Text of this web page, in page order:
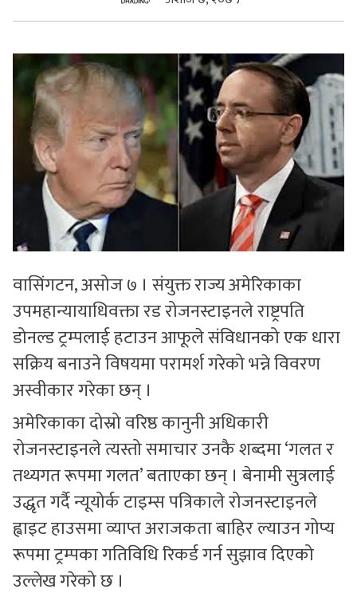
सुचनाहरु
स्वास्थ्य
भिडियो
वासिंगटन, असोज ७ । संयुक्त राज्य अमेरिकाका
उपमहान्यायाधिवक्ता रड रोजनस्टाइनले राष्ट्रपति
डोनल्ड ट्रम्पलाई हटाउन आफूले संविधानको एक धारा
सक्रिय बनाउने विषयमा परामर्श गरेको भन्ने विवरण
अस्वीकार गरेका छन् ।
अमेरिकाका दोस्रो वरिष्ठ कानुनी अधिकारी
रोजनस्टाइनले त्यस्तो समाचार उनकै शब्दमा ‘गलत र
तथ्यगत रूपमा गलत’ बताएका छन् । बेनामी सुत्रलाई
उद्धृत गर्दै न्यूयोर्क टाइम्स पत्रिकाले रोजनस्टाइनले
ह्वाइट हाउसमा व्याप्त अराजकता बाहिर ल्याउन गोप्य
रूपमा ट्रम्पका गतिविधि रिकर्ड गर्न सुझाव दिएको
उल्लेख गरेको छ ।